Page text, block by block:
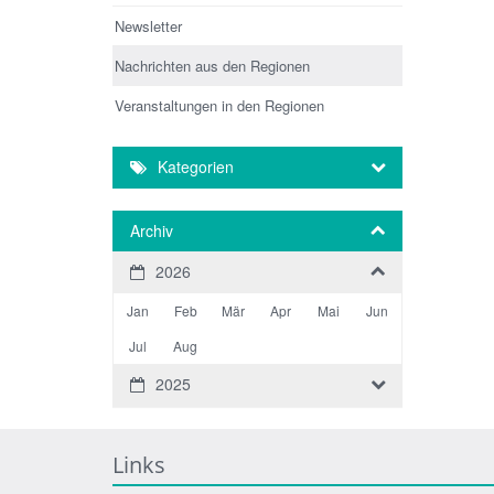
Newsletter
Nachrichten aus den Regionen
Veranstaltungen in den Regionen
Kategorien
Archiv
2026
Jan Feb Mär Apr Mai
Jun
Jul
Aug
2025
Links